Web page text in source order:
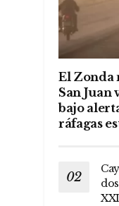
El Zonda
San Juan
bajo
ráfagas